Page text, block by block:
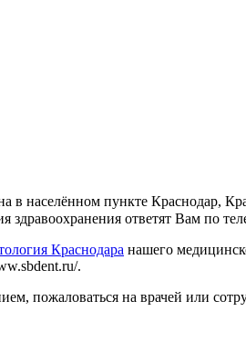
в населённом пункте Краснодар,
здравоохранения ответят Вам по
Краснодара нашего
.
пожаловаться на врачей или